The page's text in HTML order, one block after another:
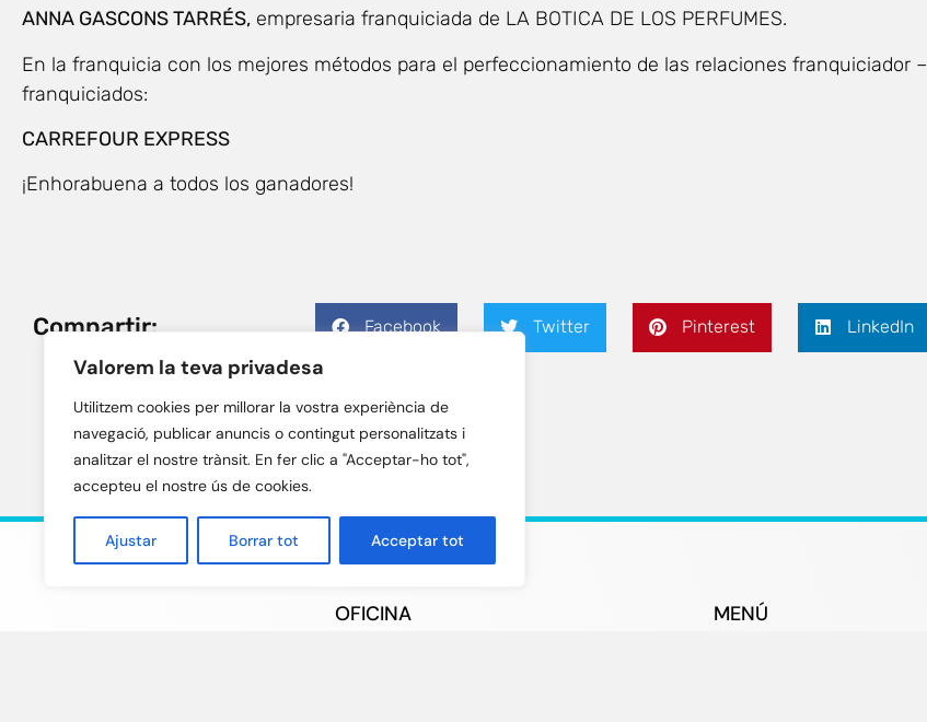
Valorem la teva privadesa
Utilitzem cookies per millorar la vostra experiència de
navegació, publicar anuncis o contingut personalitzats i
analitzar el nostre trànsit. En fer clic a "Acceptar-ho tot",
accepteu el nostre ús de cookies.
Ajustar Borrar tot Acceptar tot
ANNA GASCONS TARRÉS, empresaria franquiciada de LA BOTICA DE LOS PERFUMES.
En la franquicia con los mejores métodos para el perfeccionamiento de las relaciones franquiciador –
franquiciados:
CARREFOUR EXPRESS
¡Enhorabuena a todos los ganadores!
Compartir: Facebook Twitter Pinterest LinkedIn
OFICINA MENÚ